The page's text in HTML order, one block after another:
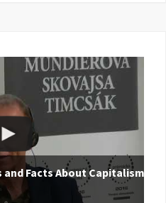
Facts About Capitalism |